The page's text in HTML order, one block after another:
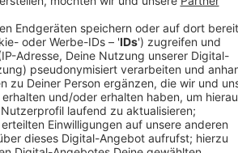
das erste Mal überhaupt Live in
sich vorher bei uns schon mal warm
richtig loslassen. Macht es euch
keine Sorge, macht es mir
nachgemacht.